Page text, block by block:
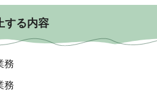
する内容
務
務